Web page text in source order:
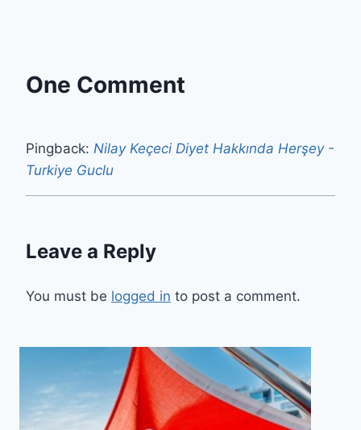
One Comment
Pingback: Nilay Keçeci Diyet Hakkında Herşey -
Turkiye Guclu
Leave a Reply
You must be logged in to post a comment.